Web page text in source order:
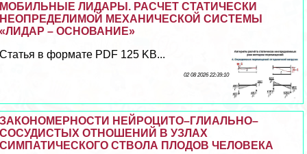
МОБИЛЬНЫЕ ЛИДАРЫ. РАСЧЕТ СТАТИЧЕСКИ
НЕОПРЕДЕЛИМОЙ МЕХАНИЧЕСКОЙ СИСТЕМЫ
«ЛИДАР – ОСНОВАНИЕ»
Статья в формате PDF 125 KB...
02 08 2026 22:39:10
ЗАКОНОМЕРНОСТИ НЕЙРОЦИТО–ГЛИАЛЬНО–
СОСУДИСТЫХ ОТНОШЕНИЙ В УЗЛАХ
СИМПАТИЧЕСКОГО СТВОЛА ПЛОДОВ ЧЕЛОВЕКА